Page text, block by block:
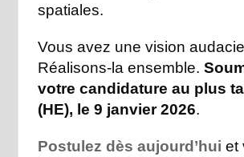
spatiales.
Vous avez une vision
Réalisons-la ensemble.
votre candidature au plus
(HE), le 9 janvier 2026.
Postulez dès aujourd’hui et